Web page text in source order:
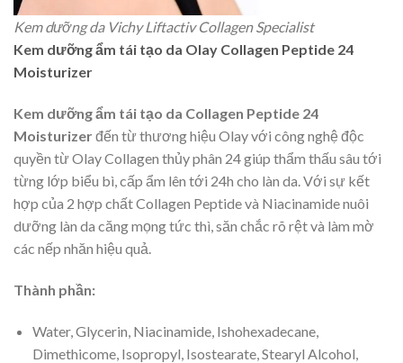
Kem dưỡng da Vichy Liftactiv Collagen Specialist
Kem dưỡng ẩm tái tạo da Olay Collagen Peptide 24
Moisturizer
Kem dưỡng ẩm tái tạo da Collagen Peptide 24
Moisturizerđến từ thương hiệu Olay với công nghệ độc
quyền từ Olay Collagen thủy phân 24 giúp thẩm thấu sâu tới
từng lớp biểu bì, cấp ẩm lên tới 24h cho làn da. Với sự kết
hợp của 2 hợp chất Collagen Peptide và Niacinamide nuôi
dưỡng làn da căng mọng tức thì, săn chắc rõ rệt và làm mờ
các nếp nhăn hiệu quả.
Thành phần:
Water, Glycerin, Niacinamide, Ishohexadecane,
Dimethicome, Isopropyl, Isostearate, Stearyl Alcohol,